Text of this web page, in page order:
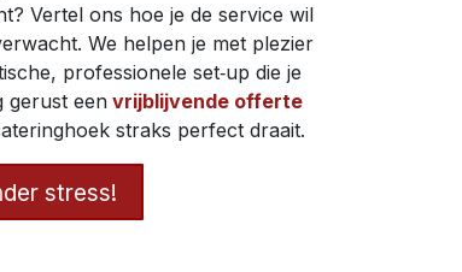
Vertel ons hoe je de service wil
We helpen je met plezier
professionele set‑up die je
gerust eenvrijblijvende offerte
straks perfect draait.
stress!